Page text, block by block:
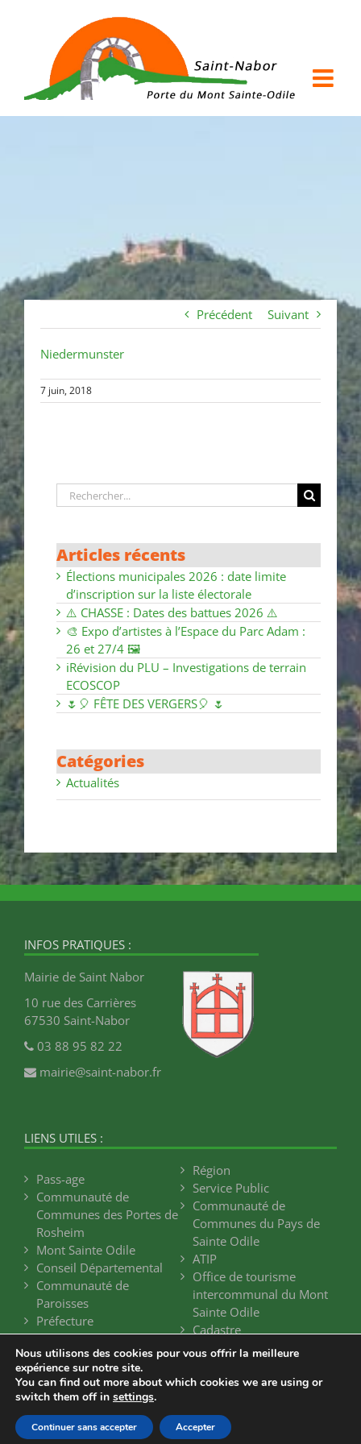
Précédent Suivant
Niedermunster
7 juin, 2018
Rechercher:
Articles récents
Élections municipales 2026 : date limite
d’inscription sur la liste électorale
⚠️ CHASSE : Dates des battues 2026 ⚠️
🎨 Expo d’artistes à l’Espace du Parc Adam :
26 et 27/4 🖼
ℹ️Révision du PLU – Investigations de terrain
ECOSCOP
🌷🎈 FÊTE DES VERGERS🎈 🌷
Catégories
Actualités
INFOS PRATIQUES :
Mairie de Saint Nabor
10 rue des Carrières
67530 Saint-Nabor
03 88 95 82 22
mairie@saint-nabor.fr
LIENS UTILES :
Pass-age
Communauté de
Communes des Portes de
Rosheim
Mont Sainte Odile
Conseil Départemental
Communauté de
Paroisses
Préfecture
Région
Service Public
Communauté de
Communes du Pays de
Sainte Odile
ATIP
Office de tourisme
intercommunal du Mont
Sainte Odile
Cadastre
Mentions légales -Plan du Site- Réalisé par
Nous utilisons des cookies pour vous offrir la meilleure
expérience sur notre site.
You can find out more about which cookies we are using or
switch them off in settings.
Accepter
Continuer sans accepter